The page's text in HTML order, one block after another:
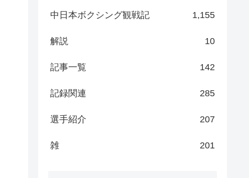
中日本ボクシング観戦記 1,155
解説 10
記事一覧 142
記録関連 285
選手紹介 207
雑 201